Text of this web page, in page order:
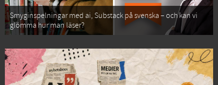
Smyginspelningar med ai, Substack på svenska – och kan vi
glömma hur man läser?